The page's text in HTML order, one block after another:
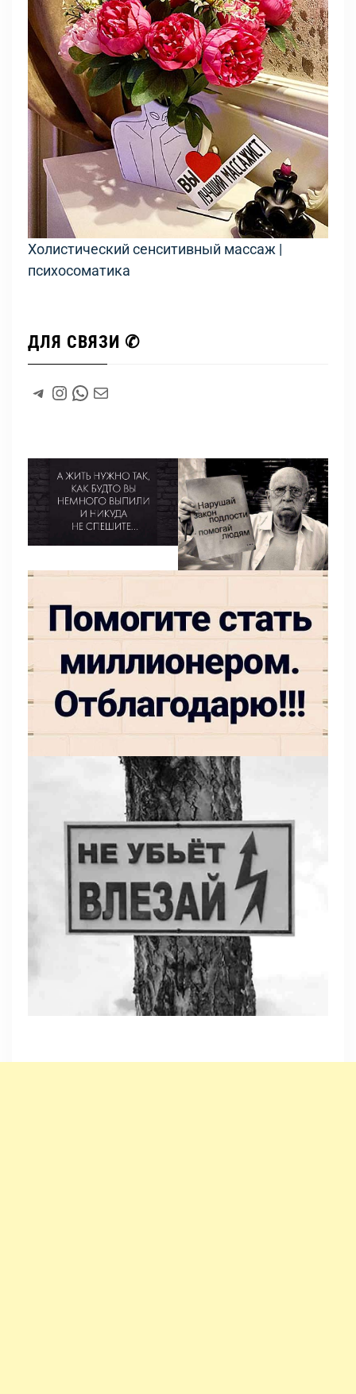
Холистический сенситивный массаж |
психосоматика
ДЛЯ СВЯЗИ ✆
# Instagram
WhatsApp
#